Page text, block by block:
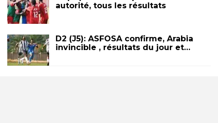
autorité, tous les résultats
D2 (J5): ASFOSA confirme, Arabia
invincible , résultats du jour et…